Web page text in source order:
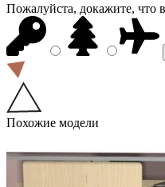
Пожалуйста, докажите, что
Похожие модели